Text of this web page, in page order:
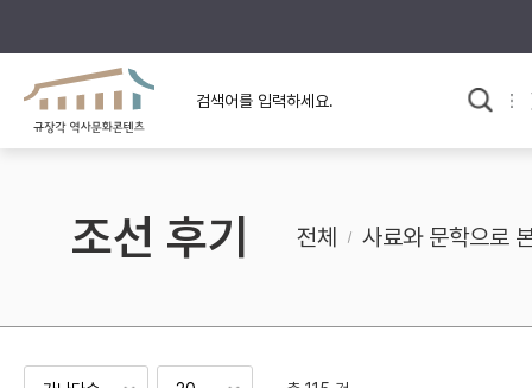
규장각의 어제와 오늘
규장각 소개영상
사료와 문학으로 본
고대
조선 후기
조선 후기 전체 사료와 문학으로